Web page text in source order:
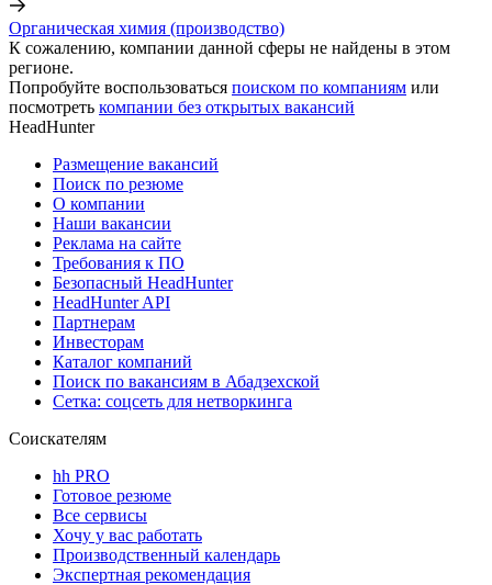
Органическая химия (производство)
К сожалению, компании данной сферы не найдены в этом
регионе.
Попробуйте воспользоваться поиском по компаниям или
посмотреть компании без открытых вакансий
HeadHunter
Размещение вакансий
Поиск по резюме
О компании
Наши вакансии
Реклама на сайте
Требования к ПО
Безопасный HeadHunter
HeadHunter API
Партнерам
Инвесторам
Каталог компаний
Поиск по вакансиям в Абадзехской
Сетка: соцсеть для нетворкинга
Соискателям
hh PRO
Готовое резюме
Все сервисы
Хочу у вас работать
Производственный календарь
Экспертная рекомендация